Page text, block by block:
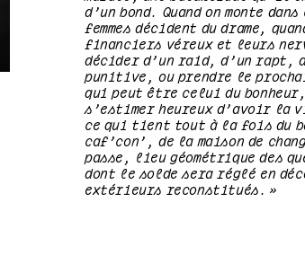
d’un bond. Quand on monte
femmes décident du drame,
financiers véreux et leurs
décider d’un raid, d’un rapt,
punitive, ou prendre le
qui peut être celui du
s’estimer heureux d’avoir la
ce qui tient tout à la fois du
caf’con’, de la maison de
passe, lieu géométrique des
dont le solde sera réglé en
extérieurs reconstitués. »